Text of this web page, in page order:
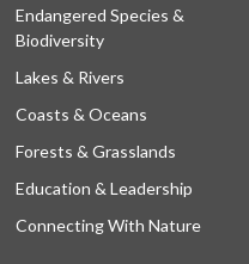
Endangered Species &
Biodiversity
Lakes & Rivers
Coasts & Oceans
Forests & Grasslands
Education & Leadership
Connecting With Nature